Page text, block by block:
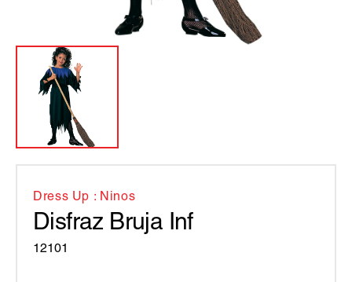
Dress Up : Ninos
Disfraz Bruja Inf
12101